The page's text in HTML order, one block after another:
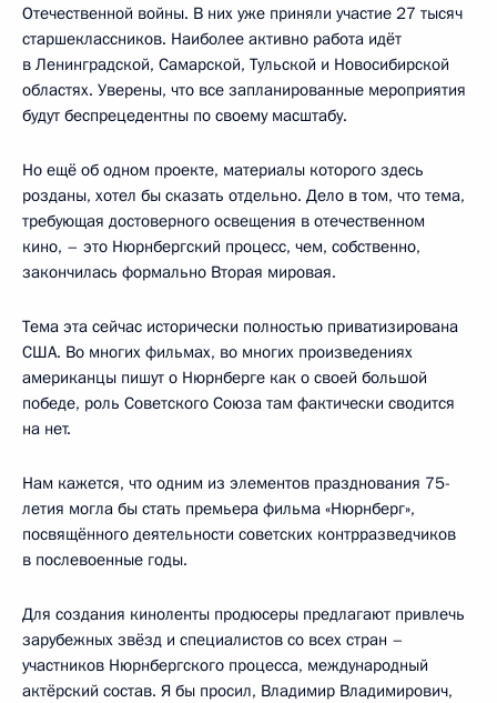
Отечественной войны. В них уже приняли участие 27 тысяч
старшеклассников. Наиболее активно работа идёт
в Ленинградской, Самарской, Тульской и Новосибирской
областях. Уверены, что все запланированные мероприятия
будут беспрецедентны по своему масштабу.
Но ещё об одном проекте, материалы которого здесь
розданы, хотел бы сказать отдельно. Дело в том, что тема,
требующая достоверного освещения в отечественном
кино, – это Нюрнбергский процесс, чем, собственно,
закончилась формально Вторая мировая.
Тема эта сейчас исторически полностью приватизирована
США. Во многих фильмах, во многих произведениях
американцы пишут о Нюрнберге как о своей большой
победе, роль Советского Союза там фактически сводится
на нет.
Нам кажется, что одним из элементов празднования 75-
летия могла бы стать премьера фильма «Нюрнберг»,
посвящённого деятельности советских контрразведчиков
в послевоенные годы.
Для создания киноленты продюсеры предлагают привлечь
зарубежных звёзд и специалистов со всех стран –
участников Нюрнбергского процесса, международный
актёрский состав. Я бы просил, Владимир Владимирович,